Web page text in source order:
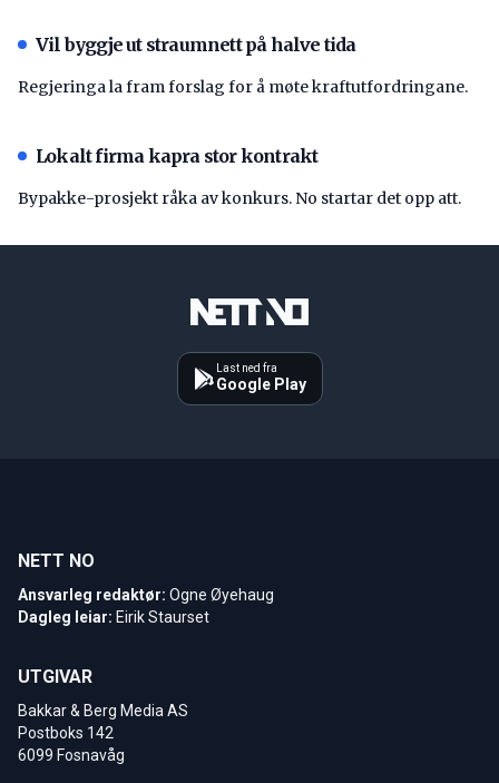
Vil byggje ut straumnett på halve tida
Regjeringa la fram forslag for å møte kraftutfordringane.
Lokalt firma kapra stor kontrakt
Bypakke-prosjekt råka av konkurs. No startar det opp att.
Last ned fra
Google Play
NETT NO
Ansvarleg redaktør: Ogne Øyehaug
Dagleg leiar: Eirik Staurset
UTGIVAR
Bakkar & Berg Media AS
Postboks 142
6099 Fosnavåg